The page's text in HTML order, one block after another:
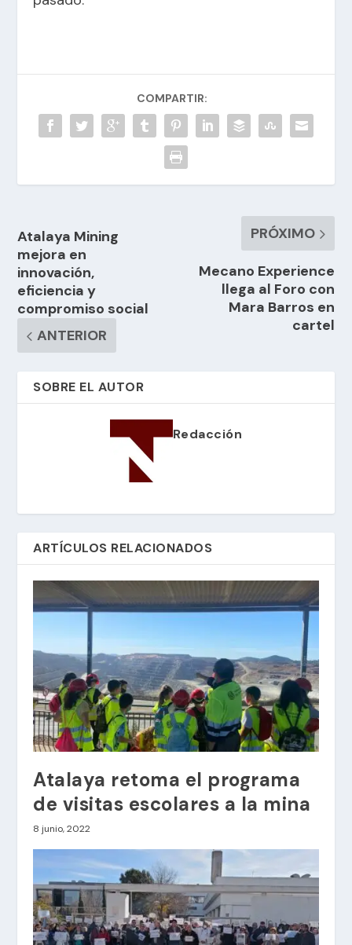
COMPARTIR:
Atalaya Mining
mejora en
innovación,
eficiencia y
compromiso social
ANTERIOR
PRÓXIMO
Mecano Experience
llega al Foro con
Mara Barros en
cartel
SOBRE EL AUTOR
Redacción
ARTÍCULOS RELACIONADOS
Atalaya retoma el programa
de visitas escolares a la mina
8 junio, 2022